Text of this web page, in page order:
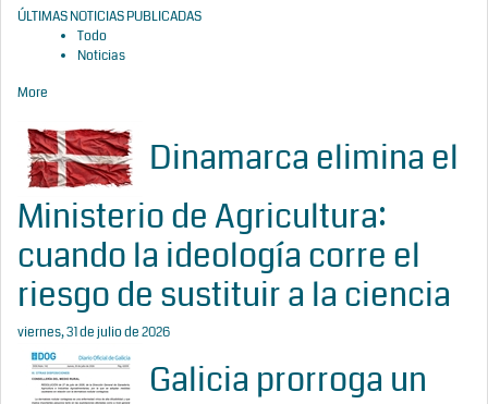
ÚLTIMAS NOTICIAS PUBLICADAS
Todo
Noticias
More
Dinamarca elimina el
Ministerio de Agricultura:
cuando la ideología corre el
riesgo de sustituir a la ciencia
viernes, 31 de julio de 2026
Galicia prorroga un